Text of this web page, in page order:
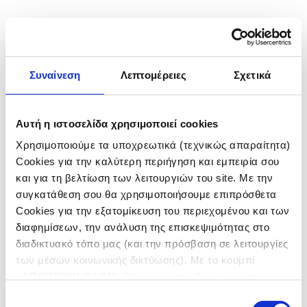
Συναίνεση Λεπτομέρειες Σχετικά
Αυτή η ιστοσελίδα χρησιμοποιεί cookies
Χρησιμοποιούμε τα υποχρεωτικά (τεχνικώς απαραίτητα)
Cookies για την καλύτερη περιήγηση και εμπειρία σου
και για τη βελτίωση των λειτουργιών του site. Με την
συγκατάθεση σου θα χρησιμοποιήσουμε επιπρόσθετα
Cookies για την εξατομίκευση του περιεχομένου και των
διαφημίσεων, την ανάλυση της επισκεψιμότητας στο
διαδικτυακό τόπο μας (και την πρόσβαση σε λειτουργίες
των μέσων κοινωνικής δικτύωσης). Με το κουμπί
ΠΕΡΙΣΣΟΤΕΡΑ
Real Estate
ΧΩΡΑ
ΕΛΛΑΔΑ
ΒΟΥΛΓΑΡΙΑ
ΚΑΤΗΓΟΡΙΑ